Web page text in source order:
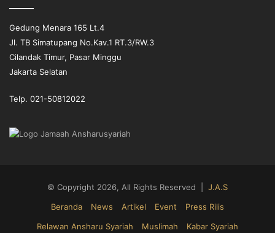
nikmat dari Allah. Nah ini orang yang celaka dalam
berpuasa.
Dipertemukan kembali dengan Ramadhan
Ramadhan. Sebab boleh jadi Ramadhan ini menjadi
Sehingga, manfaatkan sebaik mungkin peluang Ramadhan
Gedung Menara 165 Lt.4
Jl. TB Simatupang No.Kav.1 RT.3/RW.3
Cilandak Timur, Pasar Minggu
Jakarta Selatan
Telp. 021-50812022
© Copyright 2026, All Rights Reserved | J.A.S
Beranda
News Artikel Event
Press Rilis
Relawan Ansharu Syariah
Muslimah Kabar Syariah